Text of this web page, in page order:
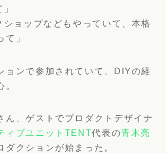
ショップなどもやっていて、本格
」
ョンで参加されていて、DIYの経
ん、ゲストでプロダクトデザイナ
ィブユニットTENT代表の青木亮
ダクションが始まった。